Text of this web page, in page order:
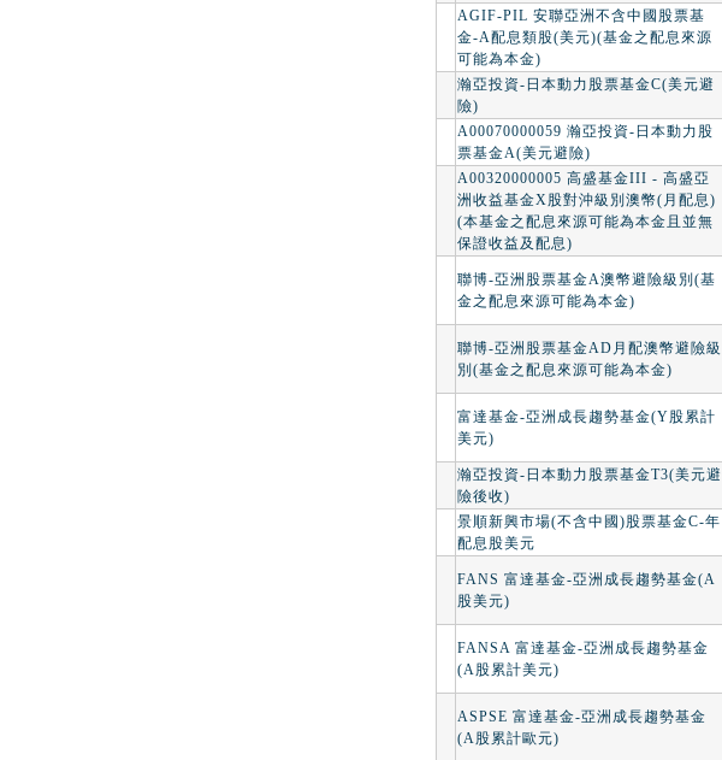
AGIF-PIL 安聯亞洲不含中國股票基
金-A配息類股(美元)(基金之配息來源
可能為本金)
瀚亞投資-日本動力股票基金C(美元避
險)
A00070000059 瀚亞投資-日本動力股
票基金A(美元避險)
A00320000005 高盛基金III - 高盛亞
洲收益基金X股對沖級別澳幣(月配息)
(本基金之配息來源可能為本金且並無
保證收益及配息)
聯博-亞洲股票基金A澳幣避險級別(基
金之配息來源可能為本金)
聯博-亞洲股票基金AD月配澳幣避險級
別(基金之配息來源可能為本金)
富達基金-亞洲成長趨勢基金(Y股累計
美元)
瀚亞投資-日本動力股票基金T3(美元避
險後收)
景順新興市場(不含中國)股票基金C-年
配息股美元
FANS 富達基金-亞洲成長趨勢基金(A
股美元)
FANSA 富達基金-亞洲成長趨勢基金
(A股累計美元)
ASPSE 富達基金-亞洲成長趨勢基金
(A股累計歐元)